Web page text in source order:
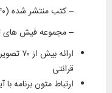
– كتب منتشر شده (۴۰ عنوان)
– مجموعه فيش ‏هاى تبليغى (۶ مجموعه
قرائتی
ارتباط متون برنامه با